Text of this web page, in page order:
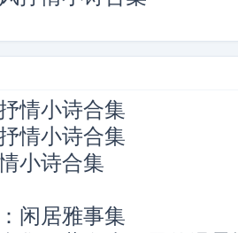
情小诗合集
情小诗合集
小诗合集
闲居雅事集